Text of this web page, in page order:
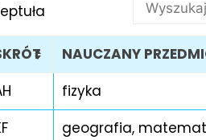
NAUCZANY
fizyka
geografia,